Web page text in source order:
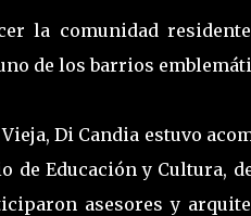
la comunidad
de los barrios
Di Candia estuvo
de Educación y Cultura,
asesores y